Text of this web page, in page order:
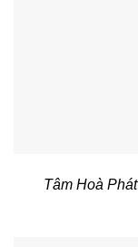
Tâm Hoà